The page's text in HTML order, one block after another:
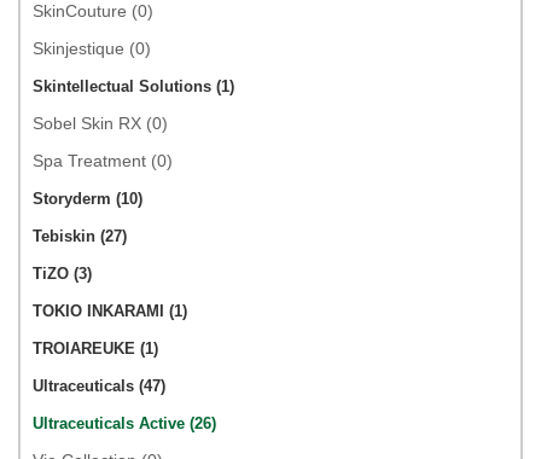
SkinCouture (0)
Skinjestique (0)
Skintellectual Solutions (1)
Sobel Skin RX (0)
Spa Treatment (0)
Storyderm (10)
Tebiskin (27)
TiZO (3)
TOKIO INKARAMI (1)
TROIAREUKE (1)
Ultraceuticals (47)
Ultraceuticals Active (26)